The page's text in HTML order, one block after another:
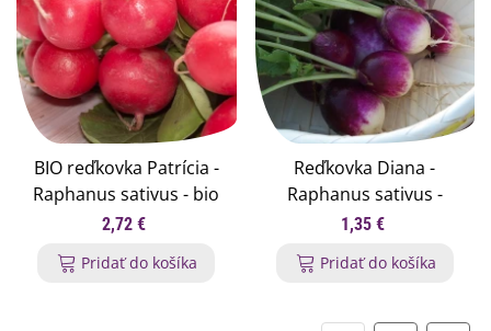
BIO reďkovka Patrícia -
Raphanus sativus - bio
semená reďkovky - 25 ks
2,72 €
Pridať do košíka
Reďkovka Diana -
Raphanus sativus -
semená reďkovky - 300
1,35 €
Pridať do košíka